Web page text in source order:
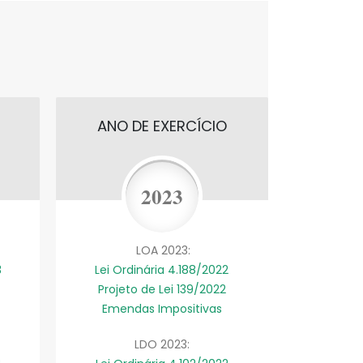
ANO DE EXERCÍCIO
2023
LOA 2023:
Lei Ordinária 4.188/2022
Projeto de Lei 139/2022
Emendas Impositivas
LDO 2023: